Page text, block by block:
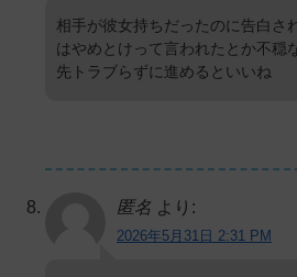
相手が彼女持ちだったのに告白さ
はやめとけって言われたとか不穏
先トラブらずに進めるといいね
匿名 より:
2026年5月31日 2:31 PM